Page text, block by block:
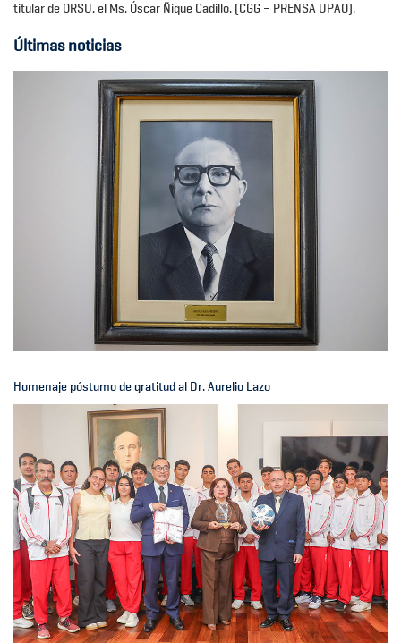
titular de ORSU, el Ms. Óscar Ñique Cadillo. (CGG – PRENSA UPAO).
Últimas noticias
Homenaje póstumo de gratitud al Dr. Aurelio Lazo